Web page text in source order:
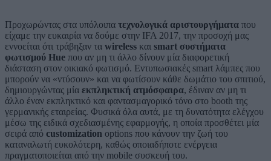
Προχωρώντας στα υπόλοιπα τεχνολογικά αριστουργήματα που
είχαμε την ευκαιρία να δούμε στην IFA 2017, την προσοχή μας
εννοείται ότι τράβηξαν τα wireless και smart συστήματα
φωτισμού Hue που αν μη τι άλλο δίνουν μία διαφορετική
διάσταση στον οικιακό φωτισμό. Εντυπωσιακές smart λάμπες που
μπορούν να «ντύσουν» και να φωτίσουν κάθε δωμάτιο του σπιτιού,
δημιουργώντας μία εκπληκτική ατμόσφαιρα, έδιναν αν μη τι
άλλο έναν εκπληκτικό και φαντασμαγορικό τόνο στο booth της
γερμανικής εταιρείας. Φυσικά όλα αυτά, με τη δυνατότητα ελέγχου
μέσω της ειδικά σχεδιασμένης εφαρμογής, η οποία προσθέτει μία
σειρά από customization options που κάνουν την ζωή του
καταναλωτή ευκολότερη, καθώς οποιαδήποτε ενέργεια
πραγματοποιείται από την mobile συσκευή του.